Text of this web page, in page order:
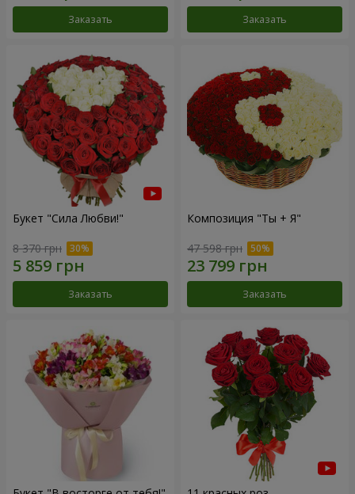
Заказать Заказать
Букет "Сила Любви!"
8 370 грн
Заказать
Композиция "Ты + Я"
47 598 грн
Заказать